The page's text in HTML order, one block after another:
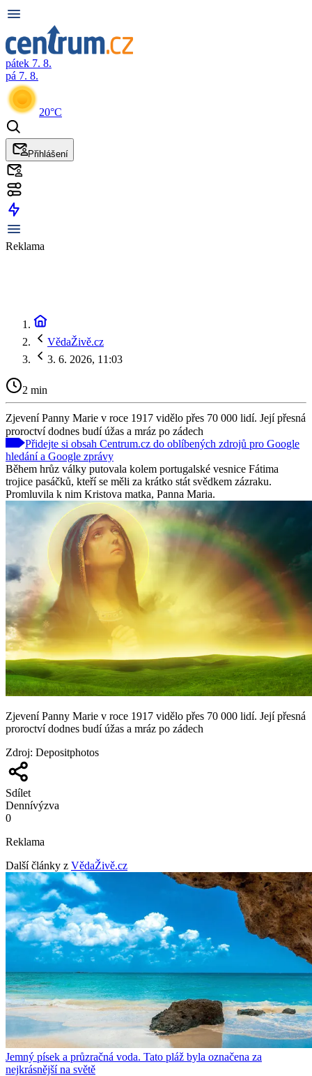
pátek 7. 8.
pá 7. 8.
20°C
Přihlášení
Reklama
VědaŽivě.cz
3. 6. 2026, 11:03
2 min
Zjevení Panny Marie v roce 1917 vidělo přes 70 000 lidí. Její přesná
proroctví dodnes budí úžas a mráz po zádech
Přidejte si obsah Centrum.cz do oblíbených zdrojů pro Google
hledání a Google zprávy
Během hrůz války putovala kolem portugalské vesnice Fátima
trojice pasáčků, kteří se měli za krátko stát svědkem zázraku.
Promluvila k nim Kristova matka, Panna Maria.
Zjevení Panny Marie v roce 1917 vidělo přes 70 000 lidí. Její přesná
proroctví dodnes budí úžas a mráz po zádech
Zdroj: Depositphotos
Sdílet
Dennívýzva
0
Reklama
Další články z VědaŽivě.cz
Jemný písek a průzračná voda. Tato pláž byla označena za
nejkrásnější na světě